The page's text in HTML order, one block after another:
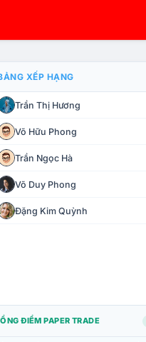
CHẾ TÀI XỬ LÝ VI PHẠM
XẾP HẠNG
Trần Thị Hương
Võ Hữu Phong
Trần Ngọc Hà
Võ Duy Phong
Đặng Kim Quỳnh
ĐIỂM PAPER TRADE